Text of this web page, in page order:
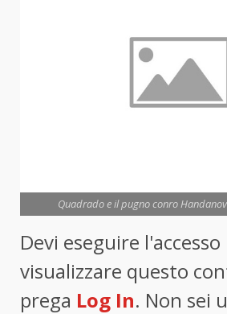
Quadrado e il pugno conro
Devi eseguire
visualizzare questo
prega Log In. Non sei